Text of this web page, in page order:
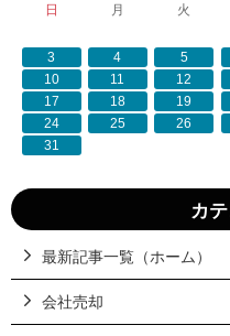
日 月 火
3
4 5
10
11 12
17
18 19
24
25 26
31
カ
最新記事一覧（ホーム）
会社売却